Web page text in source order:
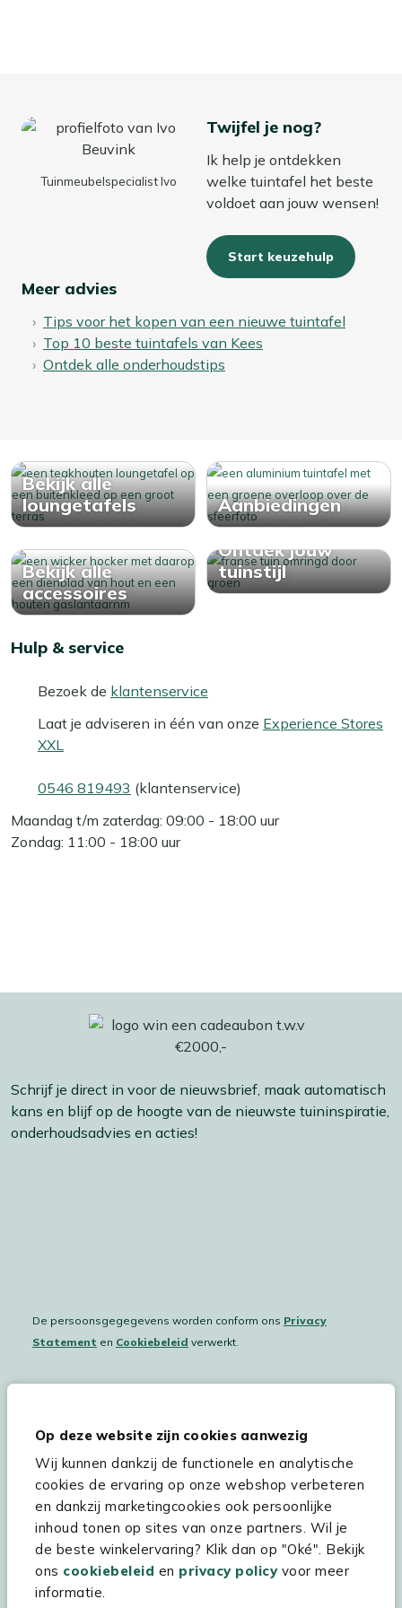
Op deze website zijn cookies aanwezig
Wij kunnen dankzij de functionele en analytische
cookies de ervaring op onze webshop verbeteren
en dankzij marketingcookies ook persoonlijke
inhoud tonen op sites van onze partners. Wil je
de beste winkelervaring? Klik dan op "Oké". Bekijk
ons cookiebeleid en privacy policyvoor meer
informatie.
Tuinmeubelspecialist Ivo
Twijfel je nog?
Ik help je ontdekken
welke tuintafel het beste
voldoet aan jouw wensen!
Start keuzehulp
Meer advies
Tips voor het kopen van een nieuwe tuintafel
Top 10 beste tuintafels van Kees
Ontdek alle onderhoudstips
Bekijk alle
loungetafels
Aanbiedingen
Bekijk alle
accessoires
Ontdek jouw
tuinstijl
Hulp & service
Bezoek de klantenservice
Laat je adviseren in één van onze Experience Stores
XXL
0546 819493 (klantenservice)
Maandag t/m zaterdag: 09:00 - 18:00 uur
Zondag: 11:00 - 18:00 uur
Schrijf je direct in voor de nieuwsbrief, maak automatisch
kans en blijf op de hoogte van de nieuwste tuininspiratie,
onderhoudsadvies en acties!
De persoonsgegegevens worden conform ons Privacy
Statement en Cookiebeleid verwerkt.
Hulp & service
Assortiment
Kees Smit Tuinmeubelen
Experience Stores XXL